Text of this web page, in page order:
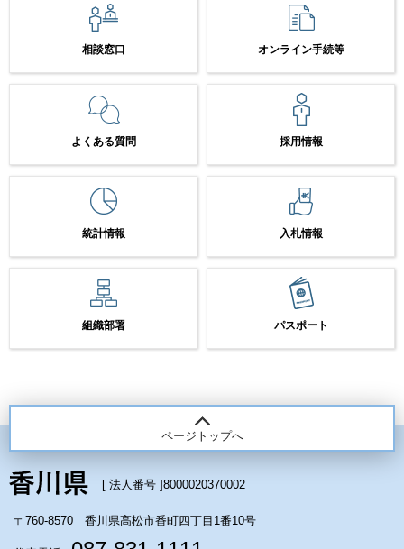
相談窓口 オンライン手続等
よくある質問 採用情報
統計情報 入札情報
組織部署 パスポート
ページトップへ
[ 法人番号 ]8000020370002
〒760-8570 香川県高松市番町四丁目1番10号